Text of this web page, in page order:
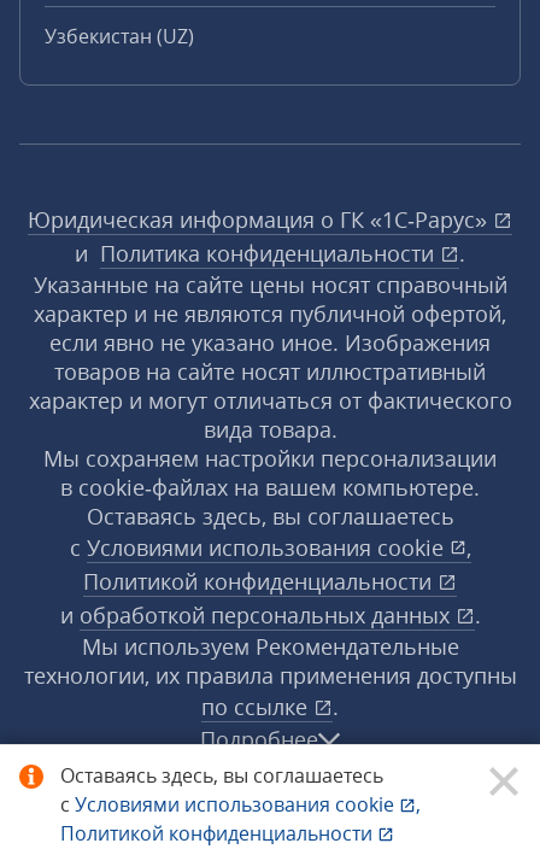
Оставаясь здесь, вы соглашаетесь
с Условиями использования cookie
,
Политикой конфиденциальности
Узбекистан (UZ)
Юридическая информация о ГК «1С‑Рарус»
и Политика конфиденциальности
.
Указанные на сайте цены носят справочный
характер и не являются публичной офертой,
если явно не указано иное. Изображения
товаров на сайте носят иллюстративный
характер и могут отличаться от фактического
вида товара.
Мы сохраняем настройки персонализации
в cookie‑файлах на вашем компьютере.
Оставаясь здесь, вы соглашаетесь
с Условиями использования cookie
,
Политикой конфиденциальности
и обработкой персональных данных
.
Мы используем Рекомендательные
технологии, их правила применения доступны
по ссылке
.
Подробнее
© 1998−2026 «1С‑Рарус» ®. Все права
защищены.